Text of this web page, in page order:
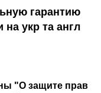
гарантию
на укр та англ
"О защите прав